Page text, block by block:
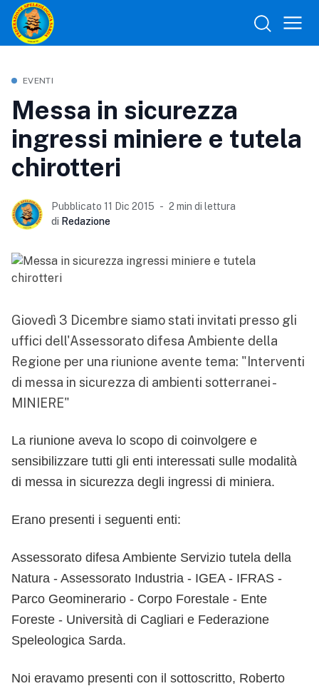
EVENTI
Messa in sicurezza
ingressi miniere e tutela
chirotteri
Pubblicato 11 Dic 2015
2 min di lettura
di Redazione
Giovedì 3 Dicembre siamo stati invitati presso gli
uffici dell'Assessorato difesa Ambiente della
Regione per una riunione avente tema: "Interventi
di messa in sicurezza di ambienti sotterranei -
MINIERE"
La riunione aveva lo scopo di coinvolgere e
sensibilizzare tutti gli enti interessati sulle modalità
di messa in sicurezza degli ingressi di miniera.
Erano presenti i seguenti enti:
Assessorato difesa Ambiente Servizio tutela della
Natura - Assessorato Industria - IGEA - IFRAS -
Parco Geominerario - Corpo Forestale - Ente
Foreste - Università di Cagliari e Federazione
Speleologica Sarda.
Noi eravamo presenti con il sottoscritto, Roberto